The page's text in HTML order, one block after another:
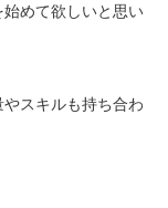
めて欲しいと思い
スキルも持ち合わ